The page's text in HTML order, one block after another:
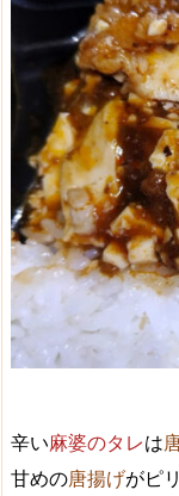
辛い麻婆のタレは
甘めの唐揚げがピ